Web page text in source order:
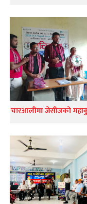
चारआलीमा जेसीजको